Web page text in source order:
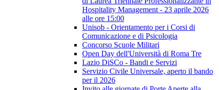
Hospitality Management - 23 aprile 2026
alle ore 15:00
Unisob - Orientamento per i Corsi di
Comunicazione e di Psicologia
Concorso Scuole Militari
Open Day dell'Università di Roma Tre
Lazio DiSCo - Bandi e Servizi
Servizio Civile Universale, aperto il bando
per il 2026